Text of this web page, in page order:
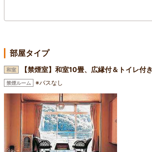
部屋タイプ
和室 【禁煙室】和室10畳、広縁付＆トイレ付
禁煙ルーム ※バスなし